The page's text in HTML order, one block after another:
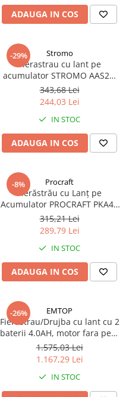
ADAUGA IN COS
-29% Stromo
Fierastrau cu lant pe
acumulator STROMO AAS20,
acumulator 20 V/2 Ah, turatie
4000 rpm
343,68 Lei
244,03 Lei
IN STOC
ADAUGA IN COS
-8% Procraft
Fierăstrău cu Lanț pe
Acumulator PROCRAFT PKA44
– 20V, 1.5 Ah, Lungime Lame
150/200 mm, Ungere
Automată Lanț, Întinzător Pre-
Tensionat, 2 Lame și 2 Lanțuri
Incluse
315,21 Lei
289,79 Lei
IN STOC
ADAUGA IN COS
-26% EMTOP
Fierastrau/Drujba cu lant cu 2
baterii 4.0AH, motor fara perii
(brushless), 40cm -
ELGA401682, EMTOP
1.575,03 Lei
1.167,29 Lei
IN STOC